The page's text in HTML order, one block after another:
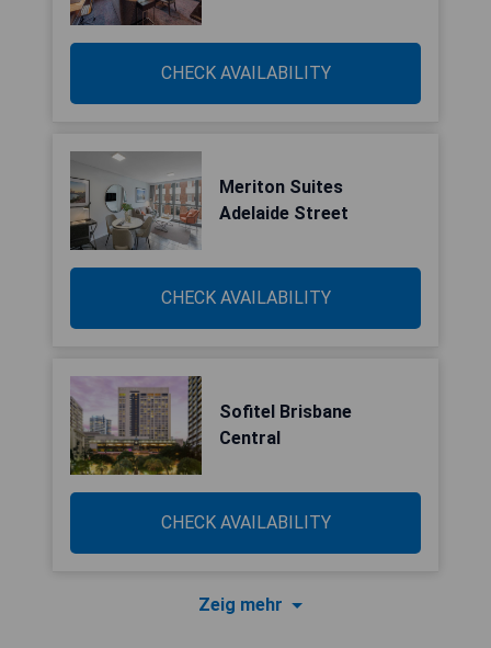
CHECK AVAILABILITY
Meriton Suites
Adelaide Street
CHECK AVAILABILITY
Sofitel Brisbane
Central
CHECK AVAILABILITY
Zeig mehr